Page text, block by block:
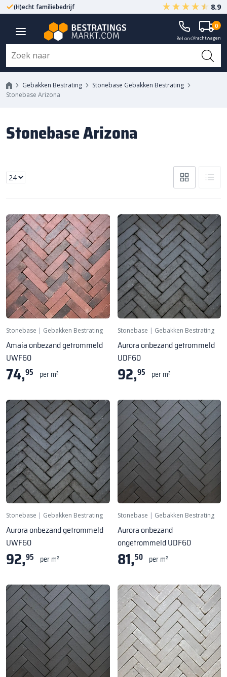
(H)echt familiebedrijf Gegarandeerd A-kwaliteit
8.9
Bel onsVrachtwagen
0
Gebakken Bestrating
Stonebase Gebakken Bestrating
Stonebase Arizona
Stonebase Arizona
Stonebase | Gebakken Bestrating
Amaia onbezand getrommeld
UWF60
74,95 per m²
Stonebase | Gebakken Bestrating
Aurora onbezand getrommeld
UDF60
92,95 per m²
Stonebase | Gebakken Bestrating
Aurora onbezand getrommeld
UWF60
92,95 per m²
Stonebase | Gebakken Bestrating
Aurora onbezand
ongetrommeld UDF60
81,50 per m²